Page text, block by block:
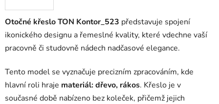
Otočné křeslo TON Kontor_523 představuje spojení
ikonického designu a řemeslné kvality, které vdechne vaší
pracovně či studovně nádech nadčasové elegance.
Tento model se vyznačuje precizním zpracováním, kde
hlavní roli hraje materiál: dřevo, rákos. Křeslo je v
současné době nabízeno bez koleček, přičemž jejich